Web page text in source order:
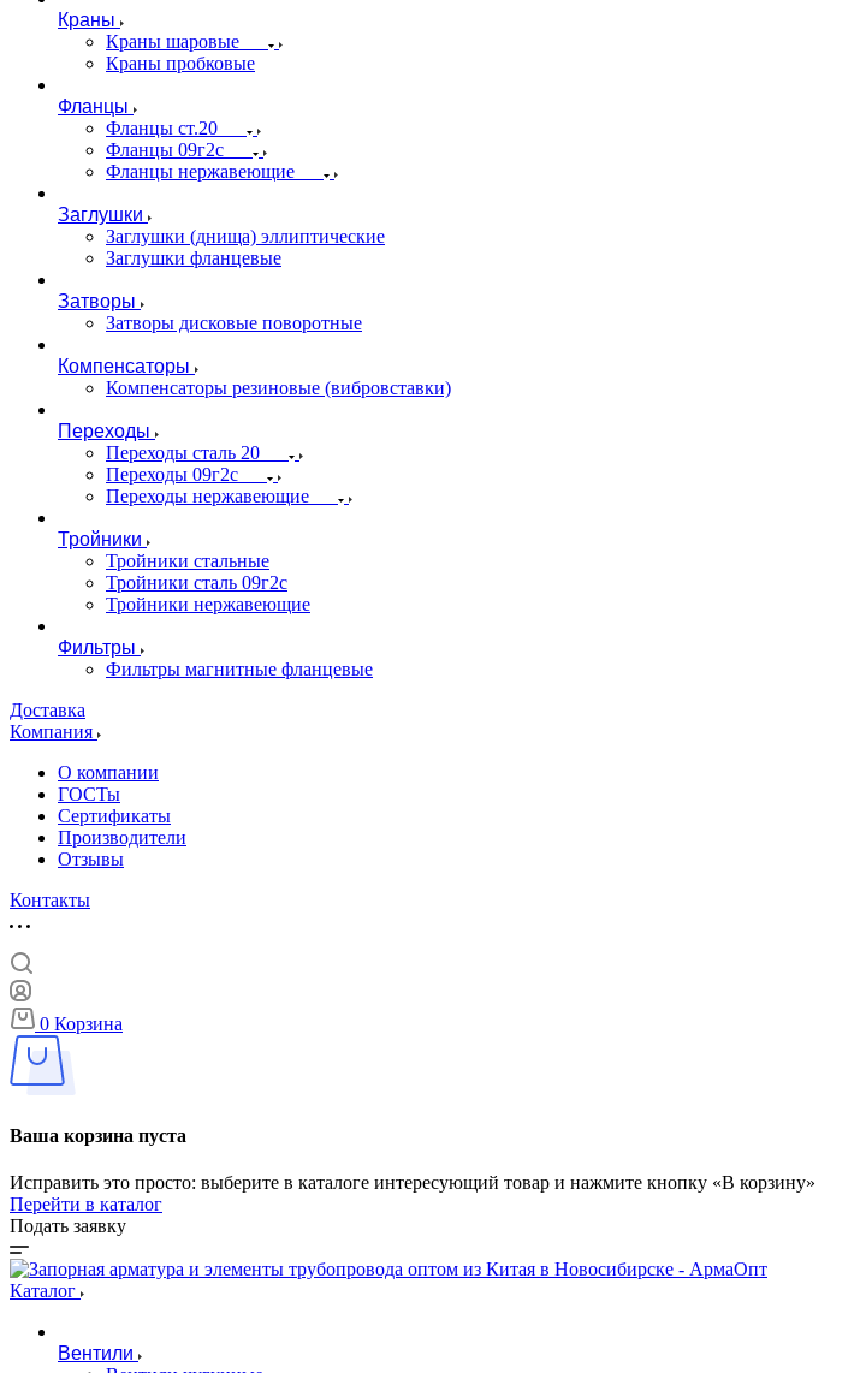
Краны
Краны шаровые
Краны пробковые
Фланцы
Фланцы ст.20
Фланцы 09г2с
Фланцы нержавеющие
Заглушки
Заглушки (днища) эллиптические
Заглушки фланцевые
Затворы
Затворы дисковые поворотные
Компенсаторы
Компенсаторы резиновые (вибровставки)
Переходы
Переходы сталь 20
Переходы 09г2с
Переходы нержавеющие
Тройники
Тройники стальные
Тройники сталь 09г2с
Тройники нержавеющие
Фильтры
Фильтры магнитные фланцевые
Доставка
Компания
О компании
ГОСТы
Сертификаты
Производители
Отзывы
Контакты
0 Корзина
Ваша корзина пуста
Исправить это просто: выберите в каталоге интересующий товар и нажмите кнопку «В корзину»
Перейти в каталог
Подать заявку
Каталог
Вентили